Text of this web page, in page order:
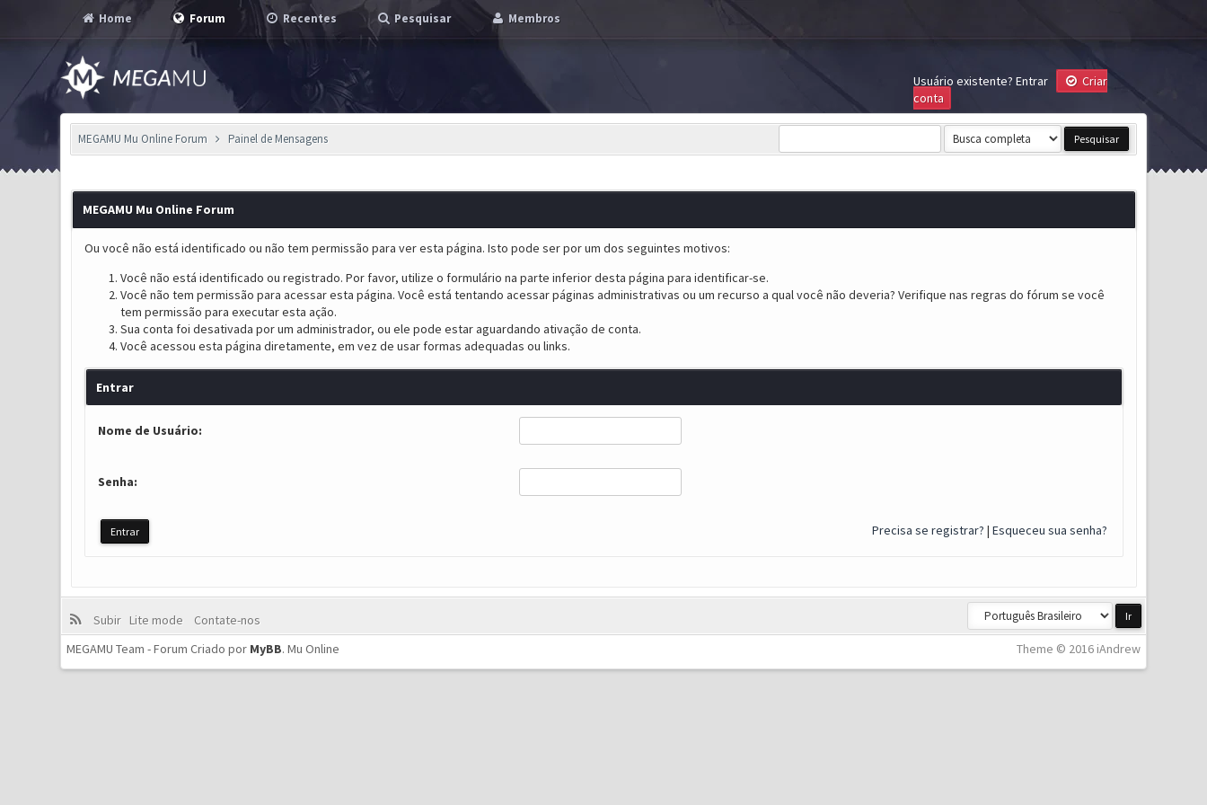
Home Forum Recentes Pesquisar Membros
Usuário existente? Entrar
Criar
conta
MEGAMU Mu Online Forum Painel de Mensagens
MEGAMU Mu Online Forum
Ou você não está identificado ou não tem permissão para ver esta página. Isto pode ser por um dos seguintes motivos:
Você não está identificado ou registrado. Por favor, utilize o formulário na parte inferior desta página para identificar-se.
Você não tem permissão para acessar esta página. Você está tentando acessar páginas administrativas ou um recurso a qual você não deveria? Verifique nas regras do fórum se você
tem permissão para executar esta ação.
Sua conta foi desativada por um administrador, ou ele pode estar aguardando ativação de conta.
Você acessou esta página diretamente, em vez de usar formas adequadas ou links.
Entrar
Nome de Usuário:
Senha:
Precisa se registrar? | Esqueceu sua senha?
Subir Lite mode
Contate-nos
Theme © 2016 iAndrew
MEGAMU Team - Forum Criado por MyBB.Mu Online